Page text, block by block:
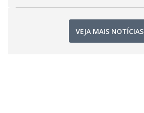
VEJA MAIS NOTÍCIAS